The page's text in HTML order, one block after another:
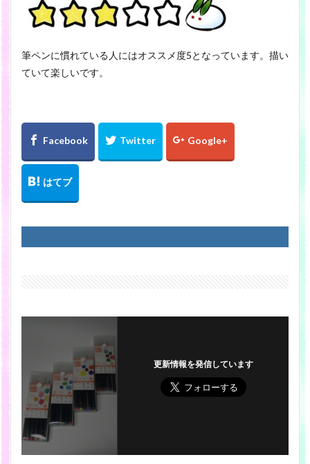
筆ペンに慣れている人にはオススメ度5となっています。描い
ていて楽しいです。
更新情報を発信しています